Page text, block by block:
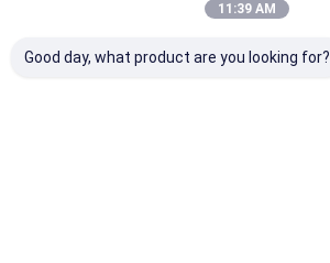
11:39 AM
Good day, what product are you looking for?